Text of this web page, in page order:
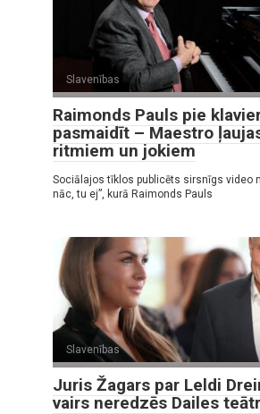
Slavenības
Raimonds Pauls pie
pasmaidīt – Maestro
ritmiem un jokiem
Sociālajos tīklos publicēts sirsnīgs video
nāc, tu ej”, kurā Raimonds Pauls
Slavenības
Juris Žagars par Leldi
vairs neredzēs Dailes